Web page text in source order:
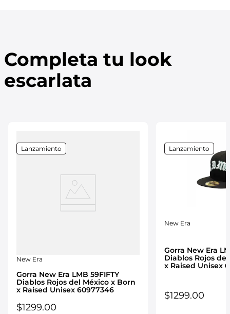
Completa tu look
escarlata
Lanzamiento
New Era
Gorra New Era LMB 59FIFTY
Diablos Rojos del México x Born
x Raised Unisex 60977346
$1299.00
Lanzamiento
New Era
Gorra New Era
Diablos Rojos
x Raised Unisex
$1299.00